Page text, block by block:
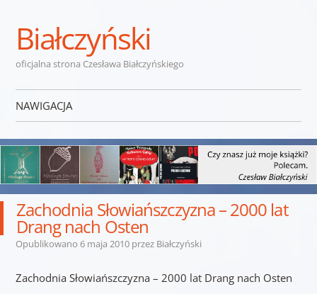
Białczyński
oficjalna strona Czesława Białczyńskiego
NAWIGACJA
Zachodnia Słowiańszczyzna – 2000 lat
Drang nach Osten
Opublikowano 6 maja 2010przez Białczyński
Zachodnia Słowiańszczyzna – 2000 lat Drang nach Osten